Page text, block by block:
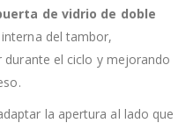
de vidrio de doble
del tambor,
durante el ciclo y mejorando
la apertura al lado que